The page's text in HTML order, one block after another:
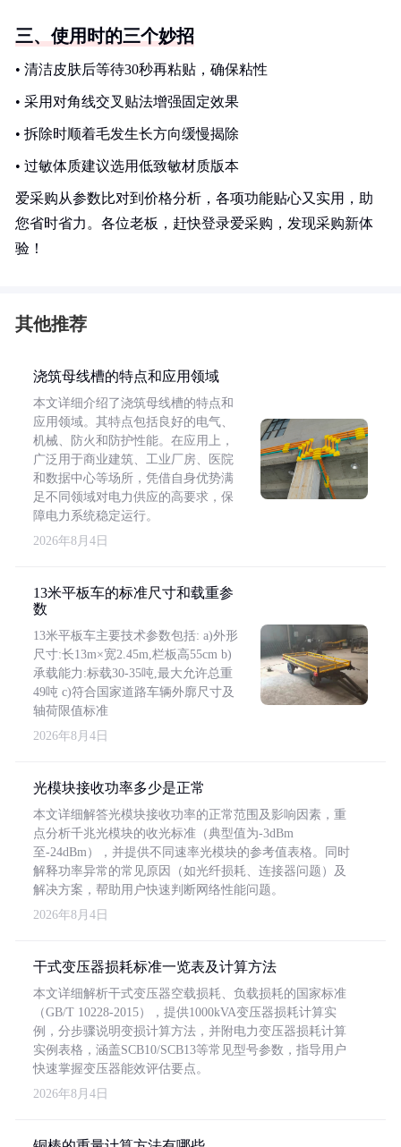
三、使用时的三个妙招
• 清洁皮肤后等待30秒再粘贴，确保粘性
• 采用对角线交叉贴法增强固定效果
• 拆除时顺着毛发生长方向缓慢揭除
• 过敏体质建议选用低致敏材质版本
爱采购从参数比对到价格分析，各项功能贴心又实用，助
您省时省力。各位老板，赶快登录爱采购，发现采购新体
验！
其他推荐
浇筑母线槽的特点和应用领域
本文详细介绍了浇筑母线槽的特点和
应用领域。其特点包括良好的电气、
机械、防火和防护性能。在应用上，
广泛用于商业建筑、工业厂房、医院
和数据中心等场所，凭借自身优势满
足不同领域对电力供应的高要求，保
障电力系统稳定运行。
2026年8月4日
13米平板车的标准尺寸和载重参
数
13米平板车主要技术参数包括: a)外形
尺寸:长13m×宽2.45m,栏板高55cm b)
承载能力:标载30-35吨,最大允许总重
49吨 c)符合国家道路车辆外廓尺寸及
轴荷限值标准
2026年8月4日
光模块接收功率多少是正常
本文详细解答光模块接收功率的正常范围及影响因素，重
点分析千兆光模块的收光标准（典型值为-3dBm
至-24dBm），并提供不同速率光模块的参考值表格。同时
解释功率异常的常见原因（如光纤损耗、连接器问题）及
解决方案，帮助用户快速判断网络性能问题。
2026年8月4日
干式变压器损耗标准一览表及计算方法
本文详细解析干式变压器空载损耗、负载损耗的国家标准
（GB/T 10228-2015），提供1000kVA变压器损耗计算实
例，分步骤说明变损计算方法，并附电力变压器损耗计算
实例表格，涵盖SCB10/SCB13等常见型号参数，指导用户
快速掌握变压器能效评估要点。
2026年8月4日